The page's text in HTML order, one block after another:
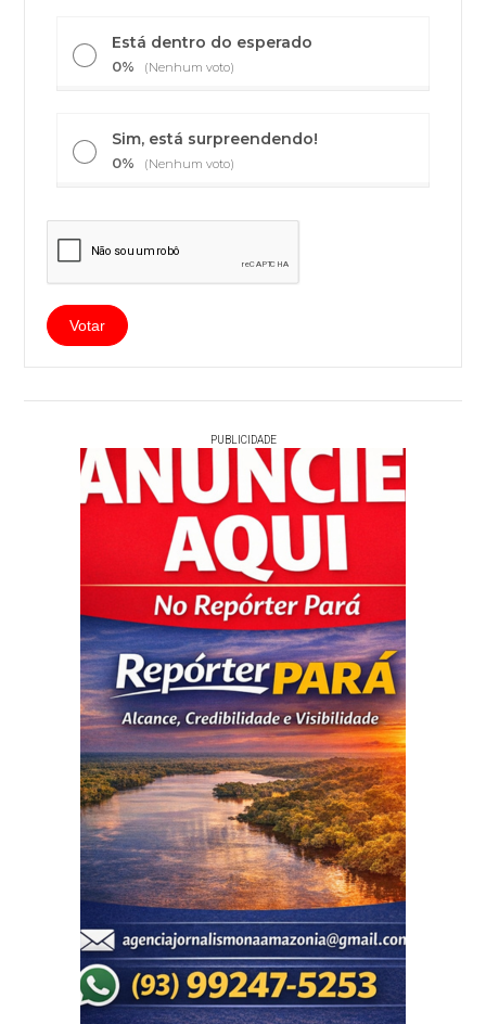
Está dentro do esperado
0% (Nenhum voto)
Sim, está surpreendendo!
0% (Nenhum voto)
PUBLICIDADE